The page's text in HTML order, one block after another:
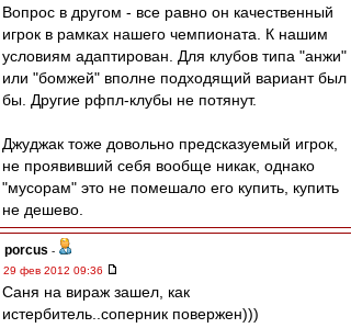
Вопрос в другом - все равно он качественный
игрок в рамках нашего чемпионата. К нашим
условиям адаптирован. Для клубов типа "анжи"
или "бомжей" вполне подходящий вариант был
бы. Другие рфпл-клубы не потянут.
Джуджак тоже довольно предсказуемый игрок,
не проявивший себя вообще никак, однако
"мусорам" это не помешало его купить, купить
не дешево.
porcus -
29 фев 2012 09:36
Саня на вираж зашел, как
истербитель..соперник повержен)))